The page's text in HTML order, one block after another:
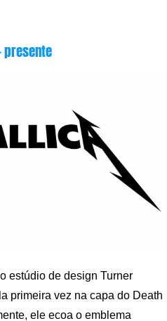
presente
estúdio de design Turner
primeira vez na capa do Death
ele ecoa o emblema